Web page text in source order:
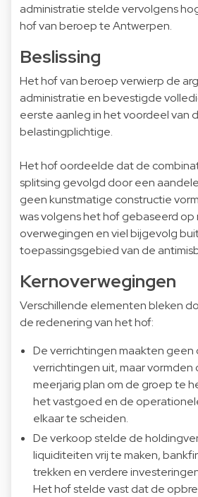
administratie stelde vervolgens
hof van beroep te Antwerpen.
Beslissing
Het hof van beroep verwierp de
administratie en bevestigde
eerste aanleg in het voordeel van
belastingplichtige.
Het hof oordeelde dat de
splitsing gevolgd door een
geen kunstmatige constructie
was volgens het hof gebaseerd
overwegingen en viel bijgevolg
toepassingsgebied van de
Kernoverwegingen
Verschillende elementen bleken
de redenering van het hof:
De verrichtingen maakten geen
verrichtingen uit, maar
meerjarig plan om de groep te
het vastgoed en de
elkaar te scheiden.
De verkoop stelde de
liquiditeiten vrij te maken,
trekken en verdere
Het hof stelde vast dat de